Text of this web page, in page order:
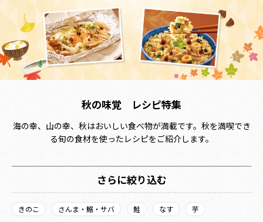
秋の味覚 レシピ特集
海の幸、山の幸、秋はおいしい食べ物が満載です。秋を満喫でき
る旬の食材を使ったレシピをご紹介します。
さらに絞り込む
きのこ さんま・鰯・サバ 鮭 なす 芋